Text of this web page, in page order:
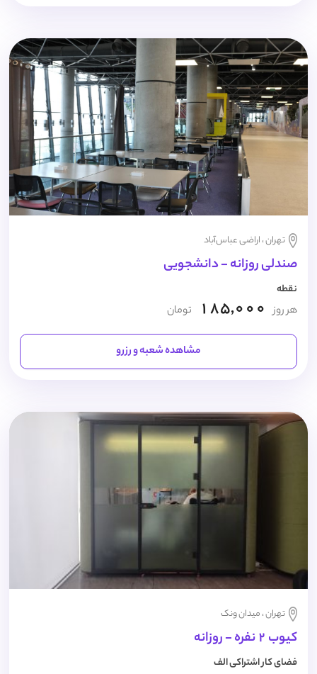
تهران ، اراضی عباس‌آباد
صندلی روزانه - دانشجویی
نقطه
هر روز 185,000 تومان
مشاهده شعبه و رزرو
تهران ، میدان ونک
کیوب 2 نفره - روزانه
فضای کار اشتراکی الف